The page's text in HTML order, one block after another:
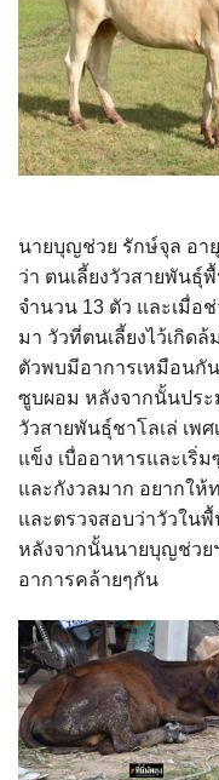
นายบุญช่วย รักษ์จุล อายุ
ว่า ตนเลี้ยงวัวสายพันธุ์
จำนวน 13 ตัว และเมื่อ
มา วัวที่ตนเลี้ยงไว้เกิด
ตัวพบมีอาการเหมือนกั
ซูบผอม หลังจากนั้นประ
วัวสายพันธุ์ชาโลเล่ เพ
แข็ง เบื่ออาหารและเริ่
และกังวลมาก อยากให้
และตรวจสอบว่าวัวใน
หลังจากนั้นนายบุญช่วย
อาการคล้ายๆกัน